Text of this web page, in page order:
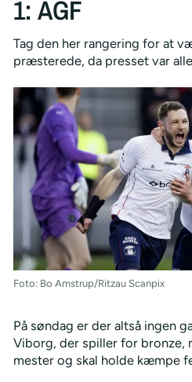
1: AGF
Tag den her rangering for at
præsterede, da presset var
Foto: Bo Amstrup/Ritzau Scanpix
På søndag er der altså ingen
Viborg, der spiller for bronze,
mester og skal holde kæmpe